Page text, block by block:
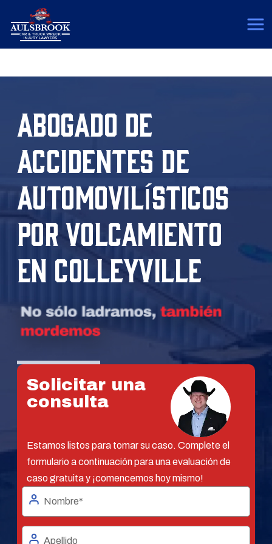
ABOGADO DE
ACCIDENTES DE
AUTOMOVILÍSTICOS
POR VOLCAMIENTO
EN COLLEYVILLE
Solicitar una
consulta
Estamos listos para tomar su caso. Complete el
formulario a continuación para una evaluación de
caso gratuita y ¡comencemos hoy mismo!